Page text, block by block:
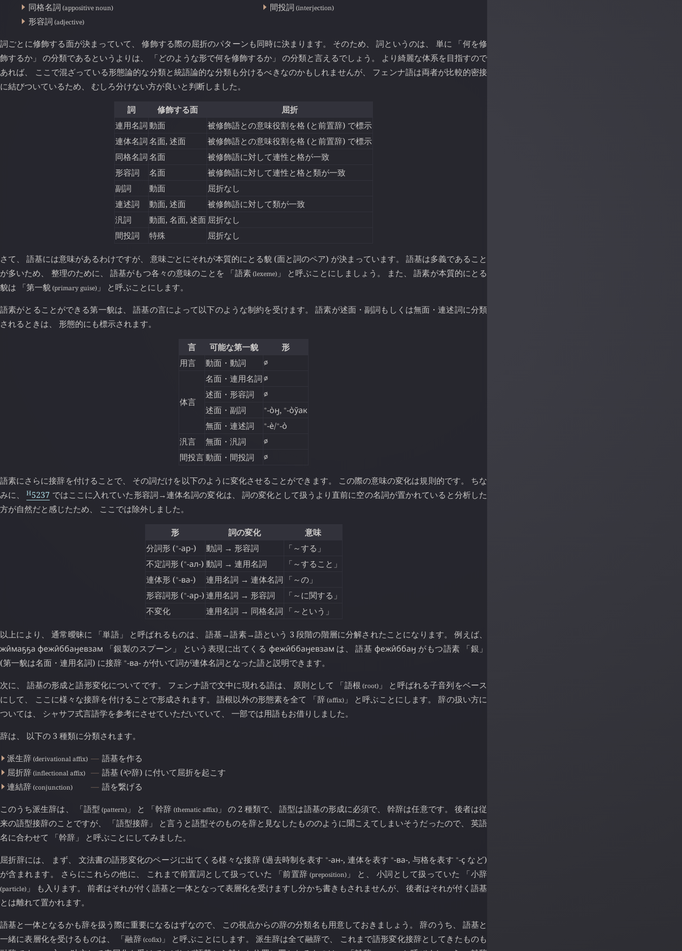
同格名詞 (appositive noun)
形容詞 (adjective)
間投詞 (interjection)
詞ごとに修飾する面が決まっていて、 修飾する際の屈折のパターンも同時に決まります。 そのため、 詞というのは、 単に 「何を修
飾するか」 の分類であるというよりは、 「どのような形で何を修飾するか」 の分類と言えるでしょう。 より綺麗な体系を目指すので
あれば、 ここで混ざっている形態論的な分類と統語論的な分類も分けるべきなのかもしれませんが、 フェンナ語は両者が比較的密接
に結びついているため、 むしろ分けない方が良いと判断しました。
詞 修飾する面
屈折
連用名詞動面
被修飾語との意味役割を格 (と前置辞) で標示
連体名詞名面, 述面
被修飾語との意味役割を格 (と前置辞) で標示
同格名詞名面
被修飾語に対して連性と格が一致
形容詞
名面
被修飾語に対して連性と格と類が一致
副詞
動面
屈折なし
連述詞
動面, 述面
被修飾語に対して類が一致
汎詞
動面, 名面, 述面 屈折なし
間投詞
特殊 屈折なし
さて、 語基には意味があるわけですが、 意味ごとにそれが本質的にとる貌 (面と詞のペア) が決まっています。 語基は多義であること
が多いため、 整理のために、 語基がもつ各々の意味のことを 「語素(lexeme)」 と呼ぶことにしましょう。 また、 語素が本質的にとる
貌は 「第一貌(primary guise) 」 と呼ぶことにします。
語素がとることができる第一貌は、 語基の言によって以下のような制約を受けます。 語素が述面・副詞もしくは無面・連述詞に分類
されるときは、 形態的にも標示されます。
言 可能な第一貌
形
用言
動面・動詞 ∅
体言
名面・連用名詞∅
述面・形容詞
∅
述面・副詞
⁎-о̀ӈ, ⁎-о̀ўак
無面・連述詞
⁎-ѐ/⁎-о̀
汎言
無面・汎詞
∅
間投言動面・間投詞 ∅
語素にさらに接辞を付けることで、 その詞だけを以下のように変化させることができます。 この際の意味の変化は規則的です。 ちな
みに、H5237 ではここに入れていた形容詞 →連体名詞の変化は、 詞の変化として扱うより直前に空の名詞が置かれていると分析した
方が自然だと感じたため、 ここでは除外しました。
形 詞の変化
意味
分詞形 (⁎-ар-) 動詞 → 形容詞
「～する」
不定詞形 (⁎-ал-) 動詞 → 連用名詞
「～すること」
連体形 (⁎-ва-) 連用名詞 → 連体名詞 「～の」
形容詞形 (⁎-ар-)連用名詞 → 形容詞
「～に関する」
不変化
連用名詞 → 同格名詞 「～という」
以上により、 通常曖昧に 「単語」 と呼ばれるものは、 語基 →語素→語という 3 段階の階層に分解されたことになります。 例えば、
жи̂маҕҕа фежи̂ббаӈевзам 「銀製のスプーン」 という表現に出てくる фежи̂ббаӈевзам は、 語基 фежи̂ббаӈ がもつ語素 「銀」
(第一貌は名面・連用名詞) に接辞 ⁎-ва- が付いて詞が連体名詞となった語と説明できます。
次に、 語基の形成と語形変化についてです。 フェンナ語で文中に現れる語は、 原則として 「語根 (root)」 と呼ばれる子音列をベース
にして、 ここに様々な接辞を付けることで形成されます。 語根以外の形態素を全て 「辞(affix)」 と呼ぶことにします。 辞の扱い方に
ついては、 シャサフ式言語学を参考にさせていただいていて、 一部では用語もお借りしました。
辞は、 以下の 3 種類に分類されます。
派生辞(derivational affix)
語基を作る
屈折辞(inflectional affix)
語基 (や辞) に付いて屈折を起こす
連結辞(conjunction)
語を繋げる
このうち派生辞は、 「語型 (pattern)」 と 「幹辞 (thematic affix)」 の 2 種類で、 語型は語基の形成に必須で、 幹辞は任意です。 後者は従
来の語型接辞のことですが、 「語型接辞」 と言うと語型そのものを辞と見なしたもののように聞こえてしまいそうだったので、 英語
名に合わせて 「幹辞」 と呼ぶことにしてみました。
屈折辞には、 まず、 文法書の語形変化のページに出てくる様々な接辞 (過去時制を表す⁎-ан-, 連体を表す⁎-ва-, 与格を表す⁎-ҫ など)
が含まれます。 さらにこれらの他に、 これまで前置詞として扱っていた 「前置辞 (preposition) 」 と、 小詞として扱っていた 「小辞
(particle) 」 も入ります。 前者はそれが付く語基と一体となって表層化を受けますし分かち書きもされませんが、 後者はそれが付く語基
とは離れて置かれます。
語基と一体となるかも辞を扱う際に重要になるはずなので、 この視点からの辞の分類名も用意しておきましょう。 辞のうち、 語基と
一緒に表層化を受けるものは、 「融辞(cofix)」 と呼ぶことにします。 派生辞は全て融辞で、 これまで語形変化接辞としてきたものも